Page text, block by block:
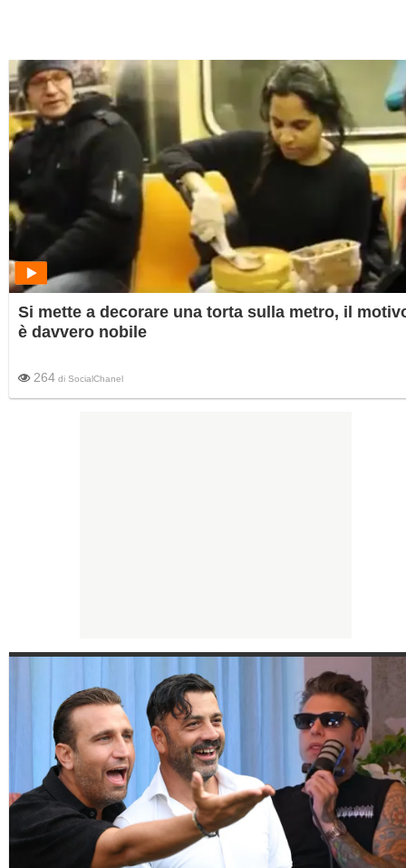
Si mette a decorare una torta sulla metro, il
è davvero nobile
264 di SocialChanel